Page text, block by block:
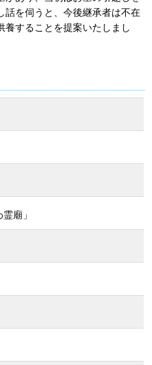
話を伺うと、今後継承者は不在
養することを提案いたしまし
廟」